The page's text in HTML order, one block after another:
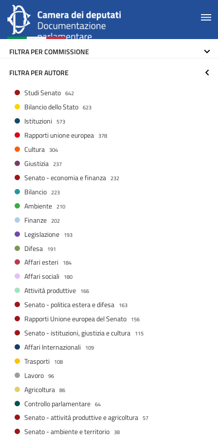
FILTRA PER COMMISSIONE
FILTRA PER AUTORE
Studi Senato 642
Bilancio dello Stato 623
Istituzioni 573
Rapporti unione europea 378
Cultura 304
Giustizia 237
Senato - economia e finanza 232
Bilancio 223
Ambiente 210
Finanze 202
Legislazione 193
Difesa 191
Affari esteri 184
Affari sociali 180
Attività produttive 166
Senato - politica estera e difesa 163
Rapporti Unione europea del Senato 156
Senato - istituzioni, giustizia e cultura 115
Affari Internazionali 109
Trasporti 108
Lavoro 96
Agricoltura 86
Controllo parlamentare 64
Senato - attività produttive e agricoltura 57
Senato - ambiente e territorio 38